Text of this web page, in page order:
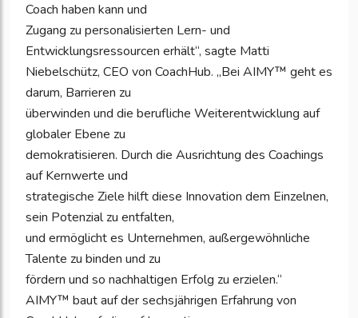
Coach haben kann und
Zugang zu personalisierten Lern- und
Entwicklungsressourcen erhält“, sagte Matti
Niebelschütz, CEO von CoachHub. „Bei AIMY™ geht es
darum, Barrieren zu
überwinden und die berufliche Weiterentwicklung auf
globaler Ebene zu
demokratisieren. Durch die Ausrichtung des Coachings
auf Kernwerte und
strategische Ziele hilft diese Innovation dem Einzelnen,
sein Potenzial zu entfalten,
und ermöglicht es Unternehmen, außergewöhnliche
Talente zu binden und zu
fördern und so nachhaltigen Erfolg zu erzielen.“
AIMY™ baut auf der sechsjährigen Erfahrung von